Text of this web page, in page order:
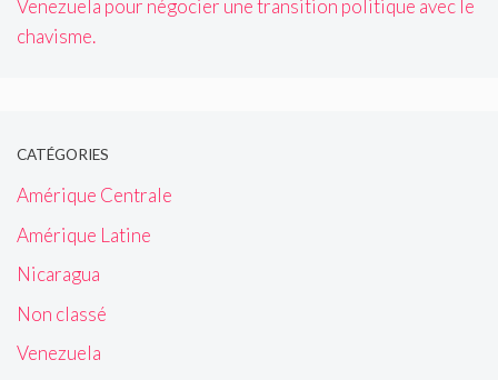
Venezuela pour négocier une transition politique avec le
chavisme.
CATÉGORIES
Amérique Centrale
Amérique Latine
Nicaragua
Non classé
Venezuela